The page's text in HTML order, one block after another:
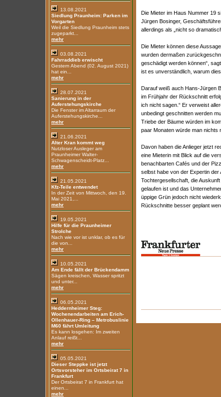
13.08.2021
Siedlung Praunheim: Parken im
Vorgarten
Weil die Siedlung Praunheim stets
zugeparkt...
mehr
03.08.2021
Fahrraddieb erwischt
Gestern Abend (02. August 2021)
hat ein...
mehr
28.07.2021
Sanierung in der
Auferstehungskirche
Die Fenster im Altarraum der
Auferstehungskirche...
mehr
21.06.2021
Alter Kran kommt weg
Nutzloser Ausleger am
Praunheimer Walter-
Schwagenscheidt-Platz...
mehr
21.05.2021
Kfz-Teile entwendet
In der Zeit von Mittwoch, den 19.
Mai 2021,...
mehr
19.05.2021
Hilfe für die Praunheimer
Strolche
Nach wie vor ist unklar, ob es für
die von...
mehr
10.05.2021
Am Ende fällt der Brückendamm
Sägen kreischen, Wasser spritzt
und unter...
mehr
06.05.2021
Heddernheimer Steg:
Wochenendarbeiten am Erich-
Ollenhauer-Ring – Metrobuslinie
M60 fährt Umleitung
Es kann losgehen: Im zweiten
Anlauf reißt...
mehr
05.05.2021
Dieser Steppke ist jetzt
Ortsvorsteher im Ortsbeirat 7 in
Frankfurt
Der Ortsbeirat 7 in Frankfurt hat
einen...
mehr
Die Mieter im Haus Nummer 19
Jürgen Bosinger,
allerdings als „nicht so
Die Mieter können diese
wurden dermaßen
geschädigt werden können“,
ist es unverständlich, warum
Darauf weiß auch Hans-Jürgen
im Frühjahr der Rückschnitt
ich nicht sagen.“ Er verweist
unbedingt geschnitten werden
Triebe der Bäume würden im
paar Monaten würde man nichts
Davon haben die Anlieger jetzt
eine Mieterin mit Blick auf die
benachbarten Cafés und der
selbst habe von der Expertin der
Tochtergesellschaft, die
gelaufen ist und das
üppige Grün jedoch nicht
Rückschnitte besser geplant